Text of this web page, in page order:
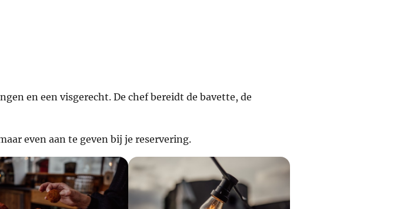
en een visgerecht. De chef bereidt de bavette, de
even aan te geven bij je reservering.